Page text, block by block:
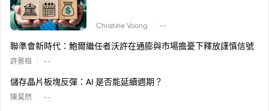
Christine Voong --
聯準會新時代：鮑爾繼任者沃許在通膨與市場擔憂下釋放謹慎信號
許景桓 --
儲存晶片板塊反彈：AI 是否能延續週期？
陳昊然 --